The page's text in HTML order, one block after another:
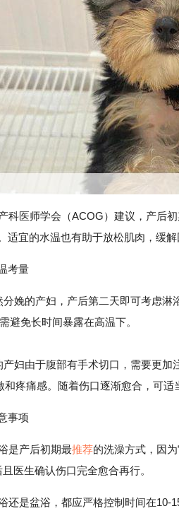
科医师学会（ACOG）建议，产后
适宜的水温也有助于放松肌肉，缓解
考量
娩的产妇，产后第二天即可考虑
避免长时间暴露在高温下。
由于腹部有手术切口，需要更加
疼痛感。随着伤口逐渐愈合，可适
事项
是产后初期最推荐的洗澡方式，因
医生确认伤口完全愈合再行。
还是盆浴，都应严格控制时间在